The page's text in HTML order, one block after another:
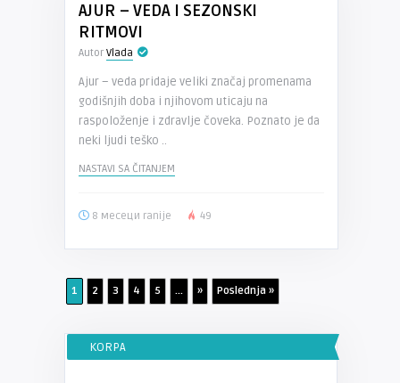
AJUR – VEDA I SEZONSKI
RITMOVI
Autor Vlada
Ajur – veda pridaje veliki značaj promenama
godišnjih doba i njihovom uticaju na
raspoloženje i zdravlje čoveka. Poznato je da
neki ljudi teško ..
NASTAVI SA ČITANJEM
8 месеци ranije 49
1 2 3 4 5 ... » Poslednja »
KORPA